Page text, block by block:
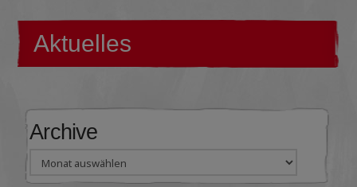
Aktuelles
Archive
Archive